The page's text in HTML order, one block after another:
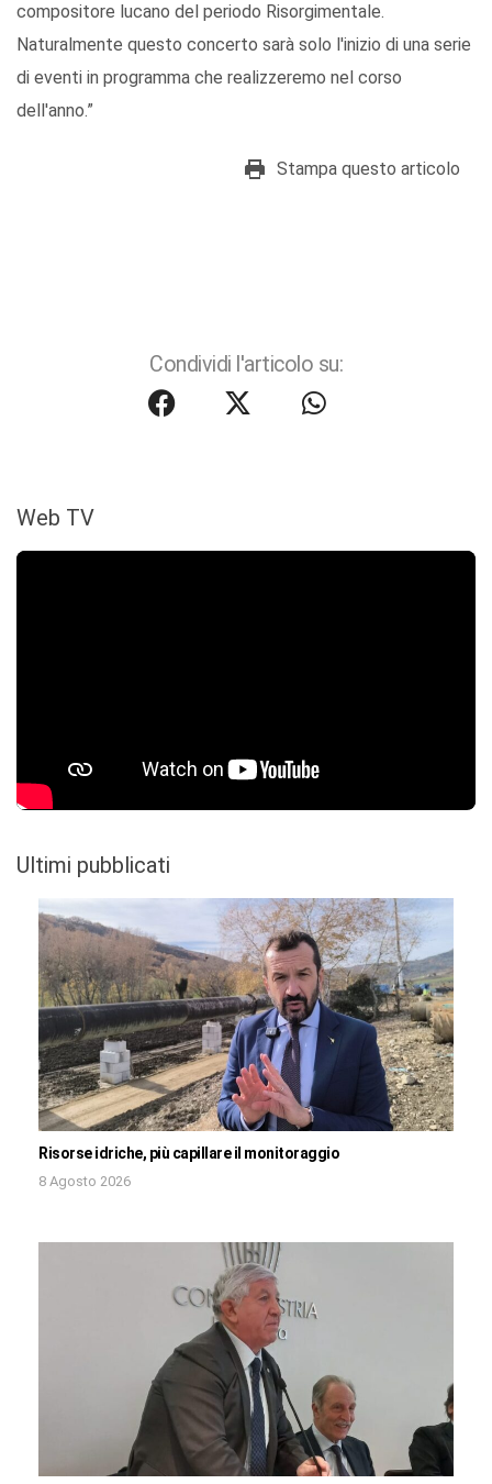
compositore lucano del periodo Risorgimentale.
Naturalmente questo concerto sarà solo l'inizio di una serie
di eventi in programma che realizzeremo nel corso
dell'anno.”
Stampa questo articolo
Condividi l'articolo su:
Web TV
Ultimi pubblicati
Risorse idriche, più capillare il monitoraggio
8 Agosto 2026